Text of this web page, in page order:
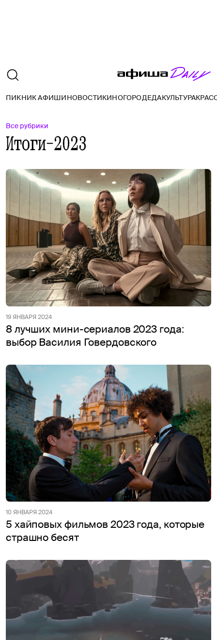
ПИКНИК АФИШИНОВОСТИКИНОГОРОДЕДАКУЛЬТУРА
Все рубрики
Итоги-2023
19 ЯНВАРЯ 2024
8 лучших мини-сериалов 2023 года:
выбор Василия Говердовского
10 ЯНВАРЯ 2024
5 хайповых фильмов 2023 года, которые
страшно бесят